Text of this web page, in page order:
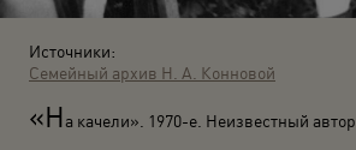
Источники:
Семейный архив Н. А. Конновой
«На качели». 1970-е. Неизвестный автор.